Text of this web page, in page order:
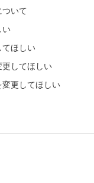
ついて
い
てほしい
してほしい
変更してほしい